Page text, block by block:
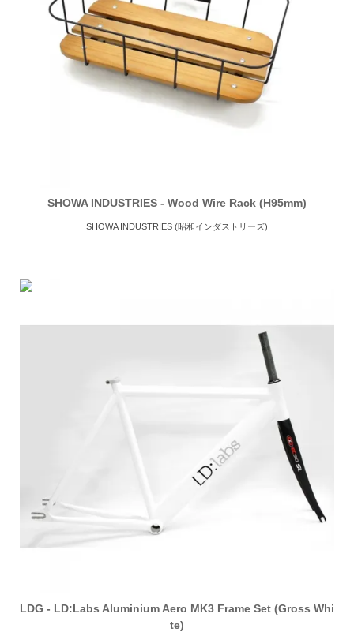
SHOWA INDUSTRIES - Wood Wire Rack (H95mm)
SHOWA INDUSTRIES (昭和インダストリーズ)
LDG - LD:Labs Aluminium Aero MK3 Frame Set (Gross Whi
te)